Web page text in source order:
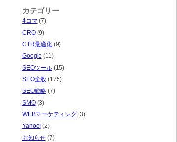
カテゴリー
4コマ (7)
CRO(9)
CTR最適化(9)
Google (11)
SEOツール(15)
SEO全般(175)
SEO戦略(7)
SMO(3)
WEBマーケティング(3)
Yahoo!(2)
お知らせ(7)